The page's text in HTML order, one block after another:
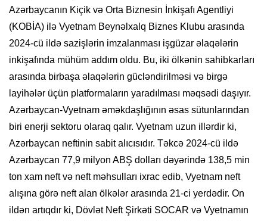
Azərbaycanın Kiçik və Orta Biznesin İnkişafı Agentliyi
(KOBİA) ilə Vyetnam Beynəlxalq Biznes Klubu arasında
2024-cü ildə sazişlərin imzalanması işgüzar əlaqələrin
inkişafında mühüm addım oldu. Bu, iki ölkənin sahibkarları
arasında birbaşa əlaqələrin gücləndirilməsi və birgə
layihələr üçün platformaların yaradılması məqsədi daşıyır.
Azərbaycan-Vyetnam əməkdaşlığının əsas sütunlarından
biri enerji sektoru olaraq qalır. Vyetnam uzun illərdir ki,
Azərbaycan neftinin sabit alıcısıdır. Təkcə 2024-cü ildə
Azərbaycan 77,9 milyon ABŞ dolları dəyərində 138,5 min
ton xam neft və neft məhsulları ixrac edib, Vyetnam neft
alışına görə neft alan ölkələr arasında 21-ci yerdədir. On
ildən artıqdır ki, Dövlət Neft Şirkəti SOCAR və Vyetnamın